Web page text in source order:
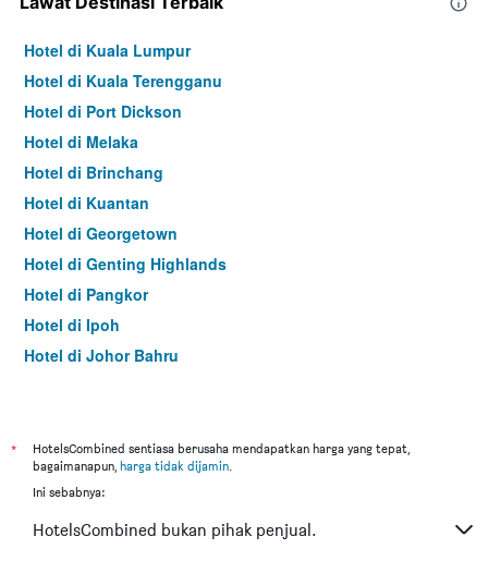
Hotel di Kuala Lumpur
Hotel di Kuala Terengganu
Hotel di Port Dickson
Hotel di Melaka
Hotel di Brinchang
Hotel di Kuantan
Hotel di Georgetown
Hotel di Genting Highlands
Hotel di Pangkor
Hotel di Ipoh
Hotel di Johor Bahru
Hotel di Kuching
Hotel di Tokyo
Hotel di Bangkok
*
HotelsCombined sentiasa berusaha mendapatkan harga yang tepat,
bagaimanapun, harga tidak dijamin.
Ini sebabnya:
HotelsCombined bukan pihak penjual.